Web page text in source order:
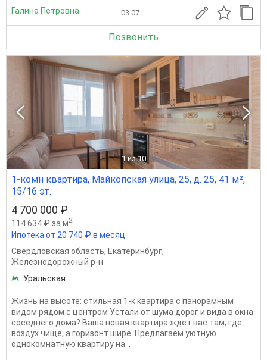
Галина Петровна 03.07
Позвонить
1 из 10
1-комн квартира, Майкопская улица, 25, д. 25, 41 м²,
15/16 эт.
4 700 000 ₽
114 634 ₽ за м2
Ипотека от 20 740 ₽ в месяц
Свердловская область, Екатеринбург,
Железнодорожный р-н
Уральская
Жизнь на высоте: стильная 1-к квартира с панорамным
видом рядом с центром Устали от шума дорог и вида в окна
соседнего дома? Ваша новая квартира ждет вас там, где
воздух чище, а горизонт шире. Предлагаем уютную
однокомнатную квартиру на...